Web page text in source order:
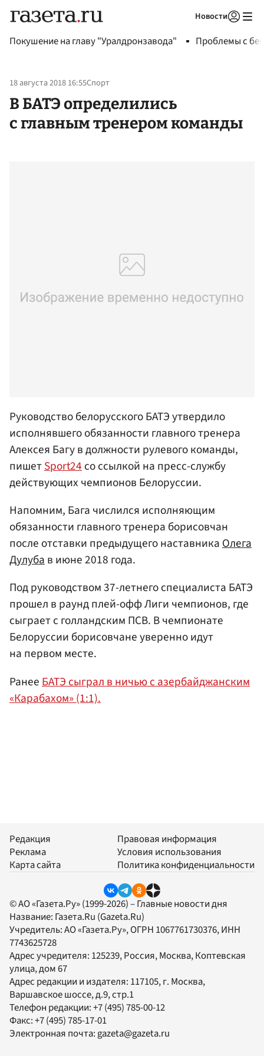
Новости
Покушение на главу "Уралдронзавода" Проблемы с
18 августа 2018 16:55Спорт
В БАТЭ определились
с главным тренером команды
Руководство белорусского БАТЭ утвердило
исполнявшего обязанности главного тренера
Алексея Багу в должности рулевого команды,
пишетSport24со ссылкой на пресс-службу
действующих чемпионов Белоруссии.
Напомним, Бага числился исполняющим
обязанности главного тренера борисовчан
после отставки предыдущего наставникаОлега
Дулубав июне 2018 года.
Под руководством 37-летнего специалиста БАТЭ
прошел в раунд плей-офф Лиги чемпионов, где
сыграет с голландским ПСВ. В чемпионате
Белоруссии борисовчане уверенно идут
на первом месте.
Ранее БАТЭ сыграл в ничью с азербайджанским
«Карабахом» (1:1).
Редакция
Реклама
Карта сайта
Правовая информация
Условия использования
Политика конфиденциальности
© АО «Газета.Ру» (1999-2026) – Главные новости дня
Название: Газета.Ru (Gazeta.Ru)
Учредитель:АО «Газета.Ру», ОГРН 1067761730376, ИНН
7743625728
Адрес учредителя: 125239, Россия, Москва, Коптевская
улица, дом 67
Адрес редакции и издателя: 117105, г. Москва,
Варшавское шоссе, д.9, стр.1
Телефон редакции:+7 (495) 785-00-12
Факс:+7 (495) 785-17-01
Электронная почта:gazeta@gazeta.ru